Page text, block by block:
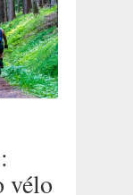
vélo